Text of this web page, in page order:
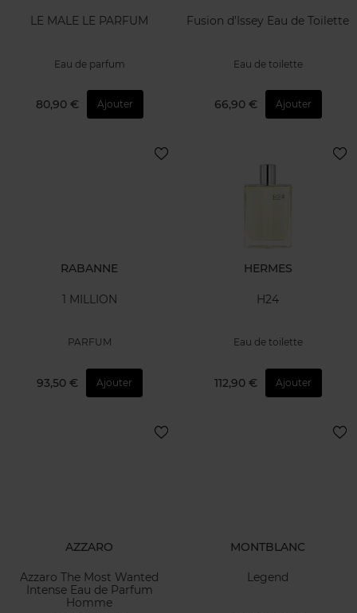
LE MALE LE PARFUM
Eau de parfum
80,90 € Ajouter
Fusion d'Issey Eau de Toilette
Eau de toilette
66,90 € Ajouter
RABANNE
1 MILLION
PARFUM
93,50 € Ajouter
HERMES
H24
Eau de toilette
112,90 € Ajouter
AZZARO
Azzaro The Most Wanted
Intense Eau de Parfum
Homme
MONTBLANC
Legend